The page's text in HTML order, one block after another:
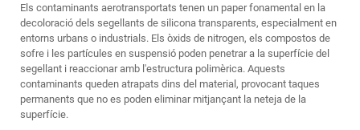
Els contaminants aerotransportats tenen un paper fonamental en la
decoloració dels segellants de silicona transparents, especialment en
entorns urbans o industrials. Els òxids de nitrogen, els compostos de
sofre i les partícules en suspensió poden penetrar a la superfície del
segellant i reaccionar amb l'estructura polimèrica. Aquests
contaminants queden atrapats dins del material, provocant taques
permanents que no es poden eliminar mitjançant la neteja de la
superfície.